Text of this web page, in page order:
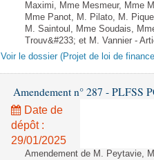
Maximi, Mme Mesmeur, Mme
Mme Panot, M. Pilato, M.
M. Saintoul, Mme Soudais,
Trouv&#233; et M. Vannier -
Voir le dossier (Projet de loi de
Amendement n° 287 - PLFSS
Date de
dépôt :
29/01/2025
Amendement de M. Peytavie,